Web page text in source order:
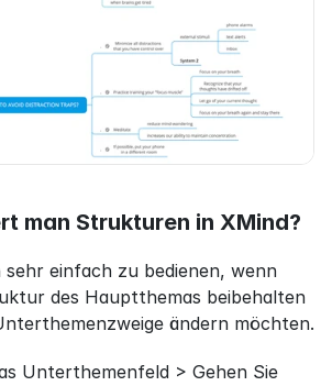
man Strukturen in XMind?
einfach zu bedienen, wenn
des Hauptthemas beibehalten
ändern möchten.
Unterthemenfeld > Gehen Sie